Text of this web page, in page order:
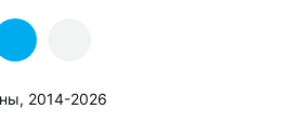
2014-2026